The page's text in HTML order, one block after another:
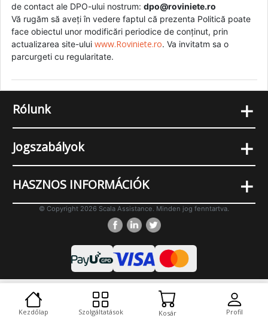
de contact ale DPO-ului nostrum: dpo@roviniete.ro
Vă rugăm să aveți în vedere faptul că prezenta Politică poate
face obiectul unor modificări periodice de conținut, prin
actualizarea site-ului www.Roviniete.ro. Va invitatm sa o
parcurgeti cu regularitate.
Rólunk +
Jogszabályok +
HASZNOS INFORMÁCIÓK +
© Copyright 2026 Scala Assistance. Minden jog fenntartva.
Asztali verzió
Kezdőlap Szolgáltatások Kosár Profil